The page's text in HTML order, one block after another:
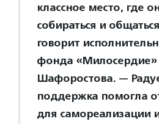
классное место, где
собираться и
говорит
фонда «Милосердие»
Шафоростова. —
поддержка помогла
для самореализации